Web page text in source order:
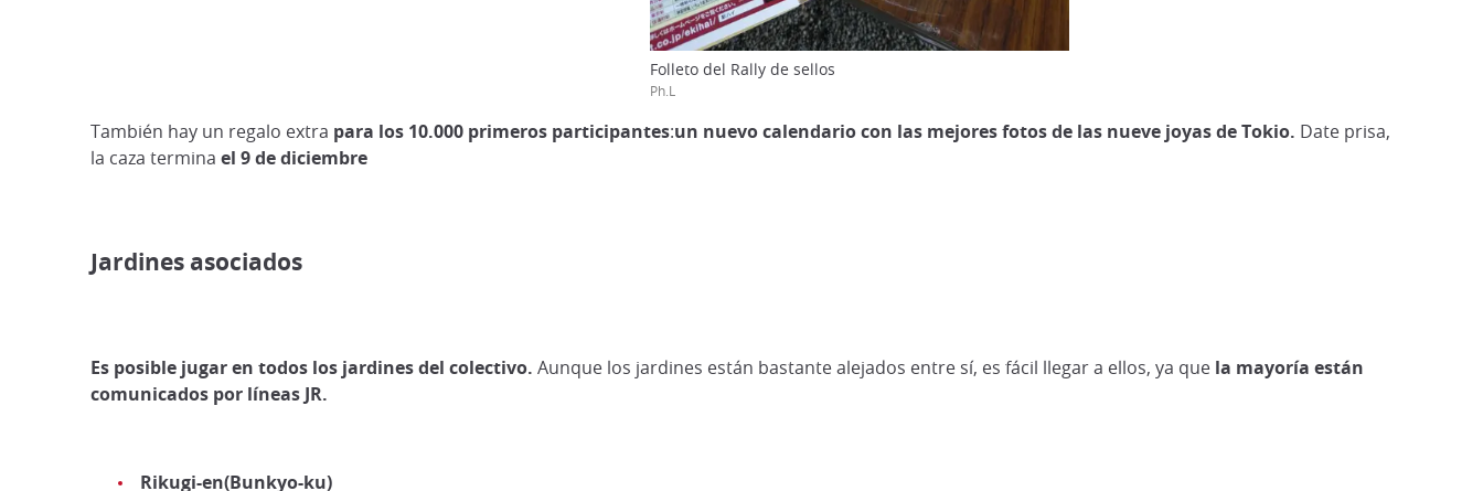
Folleto del Rally de sellos
Ph.L
También hay un regalo extra para los 10.000 primeros participantes:un nuevo calendario con las mejores fotos de las nueve joyas de Tokio. Date prisa,
la caza termina el 9 de diciembre
Jardines asociados
Es posible jugar en todos los jardines del colectivo. Aunque los jardines están bastante alejados entre sí, es fácil llegar a ellos, ya que la mayoría están
comunicados por líneas JR.
Rikugi-en(Bunkyo-ku)